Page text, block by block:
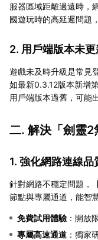
服器區域距離過遠時，
國遊玩時的高延遲問題
2. 用戶端版本未更
遊戲未及時升級是常見
如最新0.3.12版本新增
用戶端版本過舊，可能
二. 解決「劍靈2
1. 強化網路連線品
針對網路不穩定問題，
節點與專屬通道，能智
免費試用體驗 ：開放
專屬高速通道 ：獨家